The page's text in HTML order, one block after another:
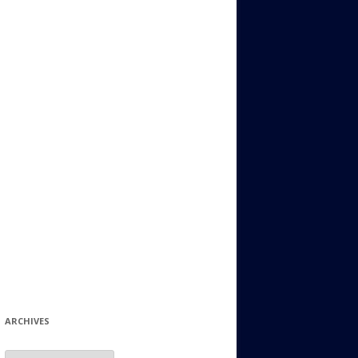
ARCHIVES
Archives